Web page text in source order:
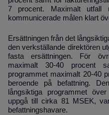
7 procent. Maximalt utfall
kommunicerade målen klart
Ersättningen från det
den verkställande direktören
fasta ersättningen. För
maximalt 30-40 procent
programmet maximalt 20-40
beroende på befattning.
långsiktiga programmet
uppgå till cirka 81 MSEK,
befattningshavare.